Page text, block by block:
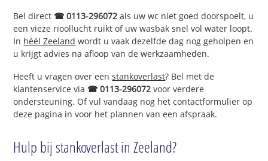
Bel direct ☎ 0113-296072 als uw wc niet goed doorspoelt, u
een vieze rioollucht ruikt of uw wasbak snel vol water loopt.
In héél Zeeland wordt u vaak dezelfde dag nog geholpen en
u krijgt advies na afloop van de werkzaamheden.
Heeft u vragen over eenstankoverlast? Bel met de
klantenservice via ☎ 0113-296072 voor verdere
ondersteuning. Of vul vandaag nog het contactformulier op
deze pagina in voor het plannen van een afspraak.
Hulp bij stankoverlast in Zeeland?